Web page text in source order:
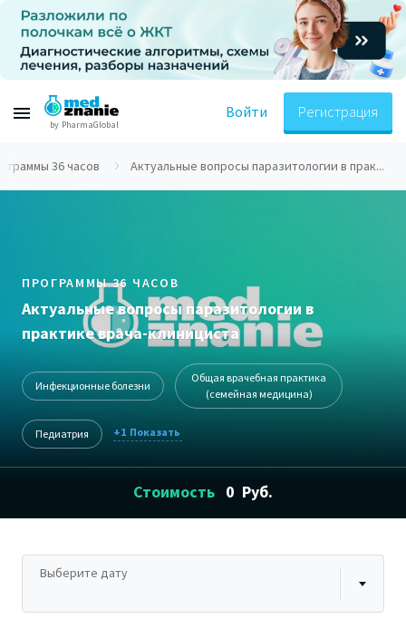
by PharmaGlobal
Войти Регистрация
36 часов Актуальные вопросы паразитологии в прак...
ПРОГРАММЫ 36 ЧАСОВ
Актуальные вопросы паразитологии в
практике врача-клинициста
Инфекционные болезни
Общая врачебная практика
(семейная медицина)
Педиатрия +1
Стоимость 0 Руб.
Выберите дату